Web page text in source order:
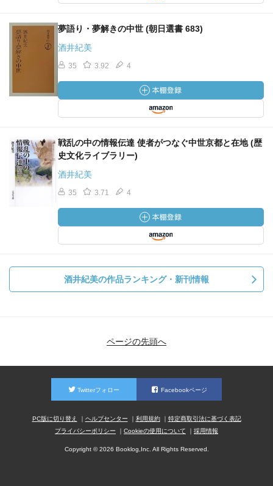
夢語り・夢解きの中世 (朝日選書 683)
酒井紀美
35 3.92 4
戦乱の中の情報伝達 使者がつなぐ中世京都と在地 (歴
史文化ライブラリー)
酒井紀美
35 3.71 4
酒井紀美の作品ランキング・新刊情報
ページの先頭へ
Twitterフォロー Facebookページ
PC版に切り替え ヘルプセンター 利用規約
特定商取引法に基づく表記
プライバシーポリシー
Cookieの使用について 採用情報
Copyright © 2026 Booklog,Inc. All Rights Reserved.